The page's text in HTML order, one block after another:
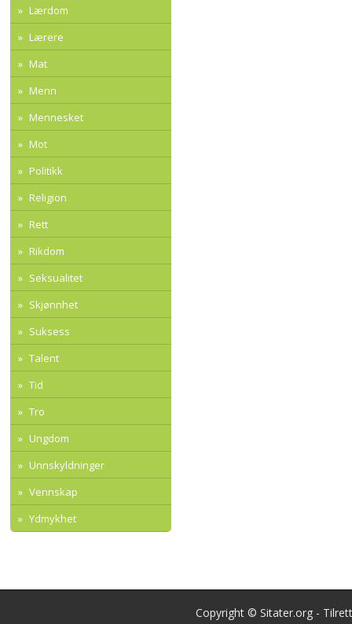
Lærdom
Lærere
Mat
Menn
Mennesket
Mot
Politikk
Religion
Rett
Rikdom
Seksualitet
Skjønnhet
Suksess
Talent
Tid
Tro
Ungdom
Unnskyldninger
Vennskap
Ydmykhet
Copyright © Sitater.org -